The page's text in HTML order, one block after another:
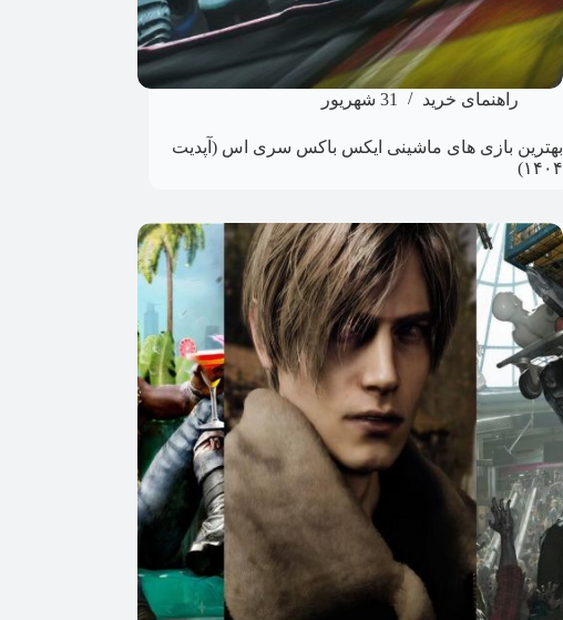
راهنمای خرید 31 شهریور
بهترین بازی های ماشینی ایکس باکس سری اس (آپدیت
۱۴۰۴)